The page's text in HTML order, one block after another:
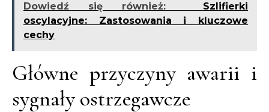
Dowiedź się również:
Szlifierki
oscylacyjne: Zastosowania i kluczowe
cechy
Główne przyczyny awarii i
sygnały ostrzegawcze